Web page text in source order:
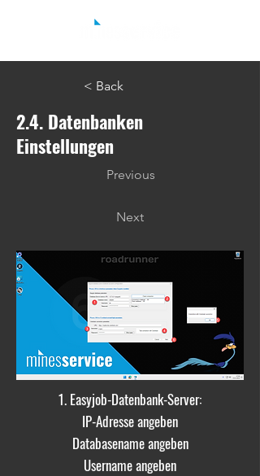
< Back
2.4. Datenbanken
Einstellungen
Previous
Next
1. Easyjob-Datenbank-Server:
IP-Adresse angeben
Databasename angeben
Username angeben